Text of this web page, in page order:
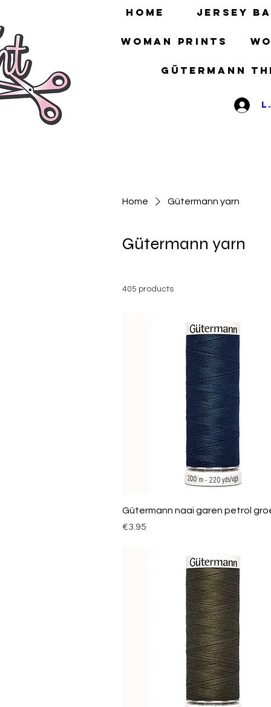
HOME Jersey
Woman prints
gütermann
Home Gütermann yarn
Gütermann yarn
405 products
Gütermann naai garen petrol
Price
€3.95